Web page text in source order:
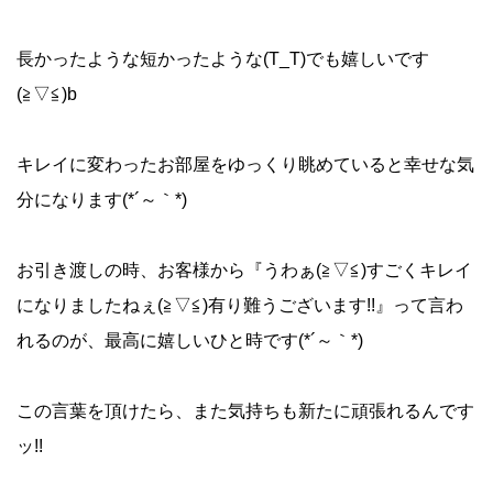
長かったような短かったような(T_T)でも嬉しいです
(≧▽≦)b
キレイに変わったお部屋をゆっくり眺めていると幸せな気
分になります(*´～｀*)
お引き渡しの時、お客様から『うわぁ(≧▽≦)すごくキレイ
になりましたねぇ(≧▽≦)有り難うございます!!』って言わ
れるのが、最高に嬉しいひと時です(*´～｀*)
この言葉を頂けたら、また気持ちも新たに頑張れるんです
ッ!!